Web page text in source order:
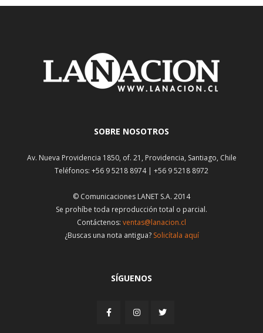
SOBRE NOSOTROS
Av. Nueva Providencia 1850, of. 21, Providencia, Santiago, Chile
Teléfonos: +56 9 5218 8974 | +56 9 5218 8972
© Comunicaciones LANET S.A. 2014
Se prohíbe toda reproducción total o parcial.
Contáctenos: ventas@lanacion.cl
¿Buscas una nota antigua? Solicítala aquí
SÍGUENOS